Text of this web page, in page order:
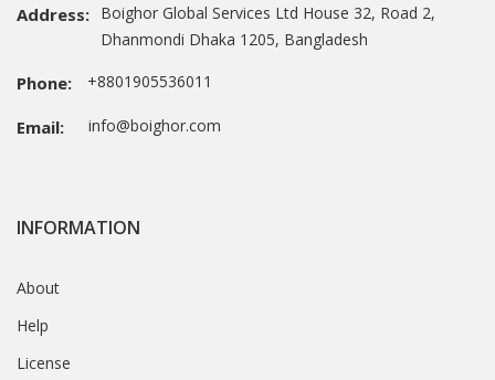
Address: Boighor Global Services Ltd House 32, Road 2,
Dhanmondi Dhaka 1205, Bangladesh
Phone: +8801905536011
Email: info@boighor.com
INFORMATION
About
Help
License